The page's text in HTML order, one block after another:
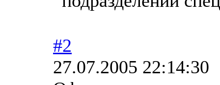
#2
27.07.2005 22:14:30